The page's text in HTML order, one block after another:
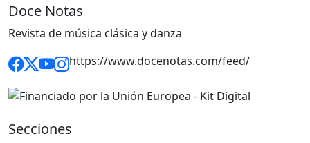
Doce Notas
Revista de música clásica y danza
https://www.docenotas.com/feed/
Secciones